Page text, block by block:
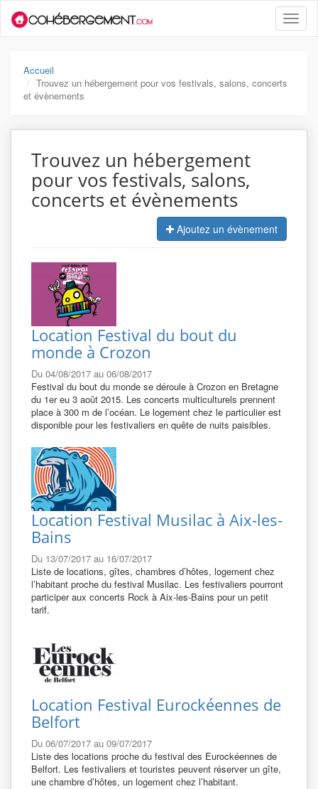
Toggle
Accueil
Trouvez un hébergement pour vos festivals, salons, concerts
et évènements
Trouvez un hébergement
pour vos festivals, salons,
concerts et évènements
Ajoutez un évènement
Location Festival du bout du
monde à Crozon
Du 04/08/2017 au 06/08/2017
Festival du bout du monde se déroule à Crozon en Bretagne
du 1er eu 3 août 2015. Les concerts multiculturels prennent
place à 300 m de l’océan. Le logement chez le particulier est
disponible pour les festivaliers en quête de nuits paisibles.
Location Festival Musilac à Aix-les-
Bains
Du 13/07/2017 au 16/07/2017
Liste de locations, gîtes, chambres d’hôtes, logement chez
l’habitant proche du festival Musilac. Les festivaliers pourront
participer aux concerts Rock à Aix-les-Bains pour un petit
tarif.
Location Festival Eurockéennes de
Belfort
Du 06/07/2017 au 09/07/2017
Liste des locations proche du festival des Eurockéennes de
Belfort. Les festivaliers et touristes peuvent réserver un gîte,
une chambre d’hôtes, un logement chez l’habitant.